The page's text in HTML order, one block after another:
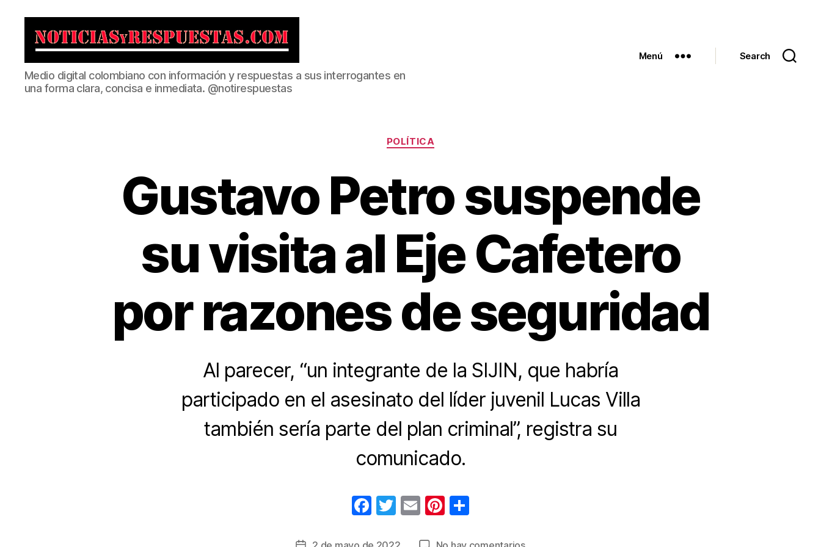
Noticias
y
Respuestas
Medio digital colombiano con información y respuestas a sus interrogantes en
una forma clara, concisa e inmediata. @notirespuestas
Menú Search
Categorías
POLÍTICA
Gustavo Petro suspende
su visita al Eje Cafetero
por razones de seguridad
Al parecer, “un integrante de la SIJIN, que habría
participado en el asesinato del líder juvenil Lucas Villa
también sería parte del plan criminal”, registra su
comunicado.
F T E Pi
en